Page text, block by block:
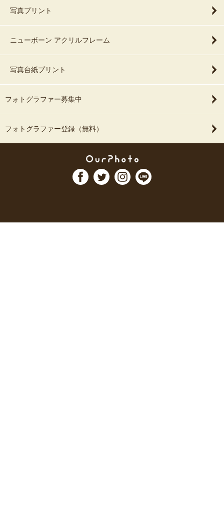
写真プリント
ニューボーン アクリルフレーム
写真台紙プリント
フォトグラファー募集中
フォトグラファー登録（無料）